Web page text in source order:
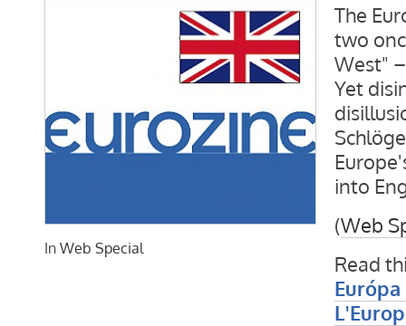
In Web Special
The
two
West"
Yet
into
(Web
Read